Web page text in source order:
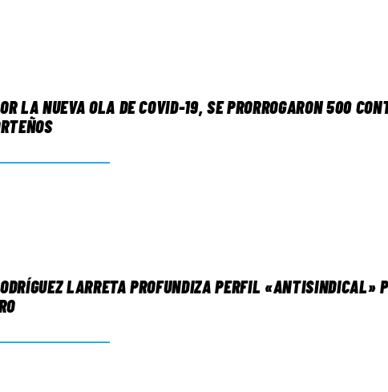
LA NUEVA OLA DE COVID-19, SE PRORROGARON 500
LARRETA PROFUNDIZA PERFIL «ANTISINDICAL»